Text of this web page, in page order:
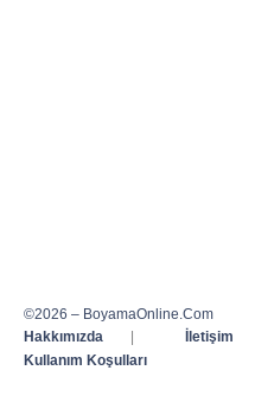
©2026 – BoyamaOnline.Com
Hakkımızda
| İletişim
Kullanım Koşulları